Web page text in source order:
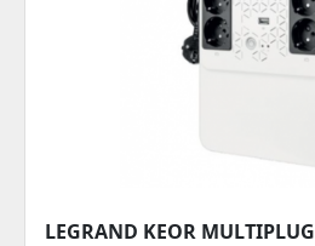
LEGRAND KEOR MULTIPLUG